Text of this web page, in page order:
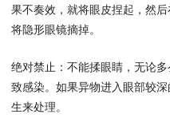
果不奏效，就将眼皮捏起，然
将隐形眼镜摘掉。
绝对禁止：不能揉眼睛，无论
致感染。如果异物进入眼部较
生来处理。